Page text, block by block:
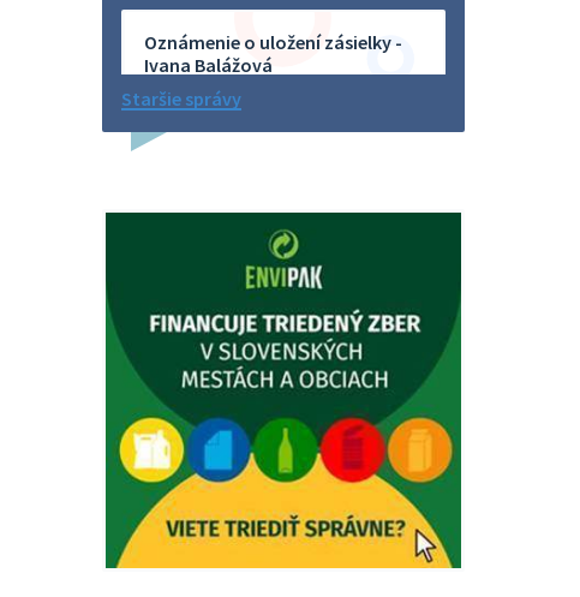
Oznámenie o uložení zásielky -
Ivana Balážová
Na úradnej tabuli je nová výveska.
5. augusta 2026 12:38
Dovolenka - MUDr. Marián Sivoň
Ambulancia pre dospelých - MUDr.
Marián Sivoň Popudinské Močidľany
oznamuje, že od 19.8 - 28.8.2026
budeZATVORENÁ z dôvodu čerpania
dovolenky. Akútne prípady bude riešiť
MUDr.Fisch…
5. augusta 2026 12:35
Zajtrajší zvoz odpadu
Vážený občan, zajtra 5. 8. sa bude
zvážať komunálny odpad.
Staršie správy